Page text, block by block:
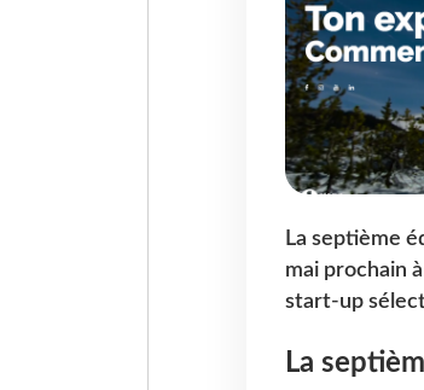
La septième
mai prochain
start-up
La